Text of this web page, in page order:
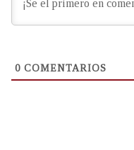
0 COMENTARIOS